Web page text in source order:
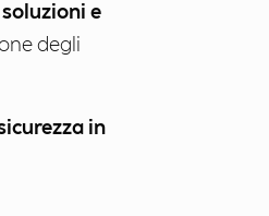
e
degli
in